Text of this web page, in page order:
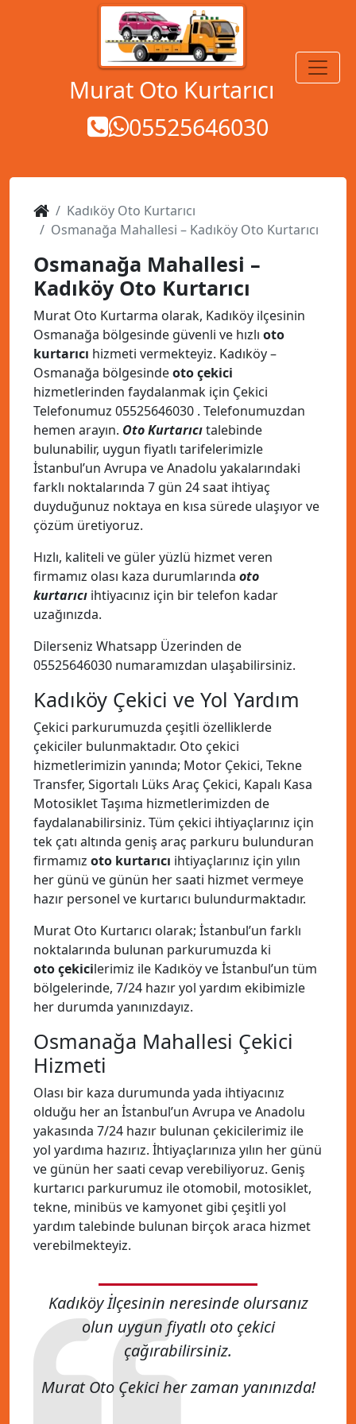
Murat Oto Kurtarıcı
05525646030
MENÜ
Kadıköy Oto Kurtarıcı
Osmanağa Mahallesi – Kadıköy Oto Kurtarıcı
Osmanağa Mahallesi –
Kadıköy Oto Kurtarıcı
Murat Oto Kurtarma olarak, Kadıköy ilçesinin
Osmanağa bölgesinde güvenli ve hızlı oto
kurtarıcı hizmeti vermekteyiz. Kadıköy –
Osmanağa bölgesindeoto çekici
hizmetlerinden faydalanmak için Çekici
Telefonumuz 05525646030 . Telefonumuzdan
hemen arayın. Oto Kurtarıcıtalebinde
bulunabilir, uygun fiyatlı tarifelerimizle
İstanbul’un Avrupa ve Anadolu yakalarındaki
farklı noktalarında 7 gün 24 saat ihtiyaç
duyduğunuz noktaya en kısa sürede ulaşıyor ve
çözüm üretiyoruz.
Hızlı, kaliteli ve güler yüzlü hizmet veren
firmamız olası kaza durumlarında oto
kurtarıcı ihtiyacınız için bir telefon kadar
uzağınızda.
Dilerseniz Whatsapp Üzerinden de
05525646030 numaramızdan ulaşabilirsiniz.
Kadıköy Çekici ve Yol Yardım
Çekici parkurumuzda çeşitli özelliklerde
çekiciler bulunmaktadır. Oto çekici
hizmetlerimizin yanında; Motor Çekici, Tekne
Transfer, Sigortalı Lüks Araç Çekici, Kapalı Kasa
Motosiklet Taşıma hizmetlerimizden de
faydalanabilirsiniz. Tüm çekici ihtiyaçlarınız için
tek çatı altında geniş araç parkuru bulunduran
firmamız oto kurtarıcı ihtiyaçlarınız için yılın
her günü ve günün her saati hizmet vermeye
hazır personel ve kurtarıcı bulundurmaktadır.
Murat Oto Kurtarıcı olarak; İstanbul’un farklı
noktalarında bulunan parkurumuzda ki
oto çekicilerimiz ile Kadıköy ve İstanbul’un tüm
bölgelerinde, 7/24 hazır yol yardım ekibimizle
her durumda yanınızdayız.
Osmanağa Mahallesi Çekici
Hizmeti
Olası bir kaza durumunda yada ihtiyacınız
olduğu her an İstanbul’un Avrupa ve Anadolu
yakasında 7/24 hazır bulunan çekicilerimiz ile
yol yardıma hazırız. İhtiyaçlarınıza yılın her günü
ve günün her saati cevap verebiliyoruz. Geniş
kurtarıcı parkurumuz ile otomobil, motosiklet,
tekne, minibüs ve kamyonet gibi çeşitli yol
yardım talebinde bulunan birçok araca hizmet
verebilmekteyiz.
Kadıköy İlçesinin neresinde olursanız
olun uygun fiyatlı oto çekici
çağırabilirsiniz.
Murat Oto Çekici her zaman yanınızda!